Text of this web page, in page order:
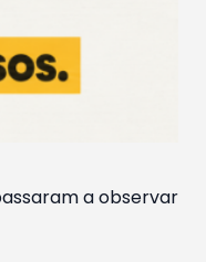
a observar